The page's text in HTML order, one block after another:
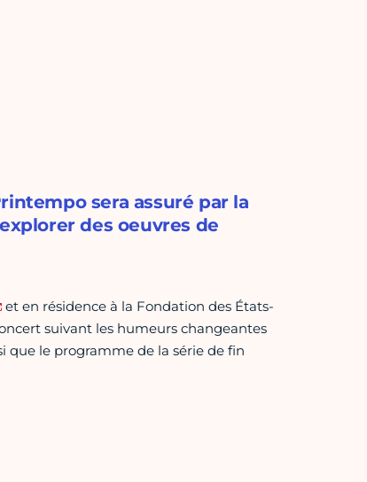
sera assuré par la
des oeuvres de
et en résidence à la Fondation des États-
suivant les humeurs changeantes
que le programme de la série de fin